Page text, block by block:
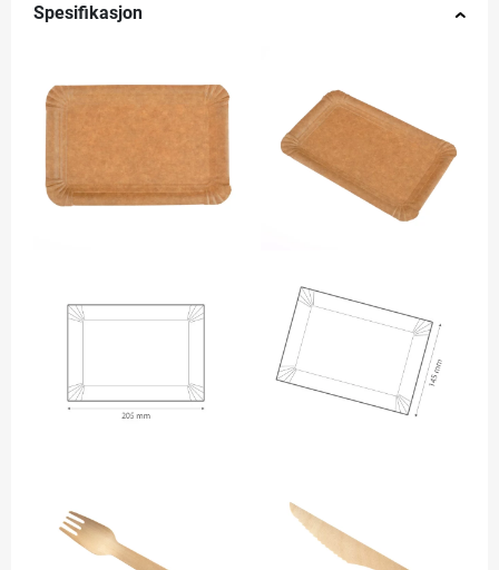
Spesifikasjon